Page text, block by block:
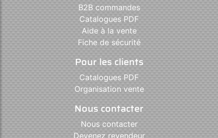
B2B commandes
Catalogues PDF
Aide à la vente
Fiche de sécurité
Pour les clients
Catalogues PDF
Organisation vente
Nous contacter
Nous contacter
Devenez revendeur